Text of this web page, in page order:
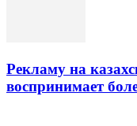
Рекламу на
воспринимает